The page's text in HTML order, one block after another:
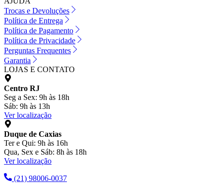
Trocas e Devoluções
Política de Entrega
Política de Pagamento
Política de Privacidade
Perguntas Frequentes
Garantia
LOJAS E CONTATO
Centro RJ
Seg a Sex: 9h às 18h
Sáb: 9h às 13h
Ver localização
Duque de Caxias
Ter e Qui: 9h às 16h
Qua, Sex e Sáb: 8h às 18h
Ver localização
(21) 98006-0037